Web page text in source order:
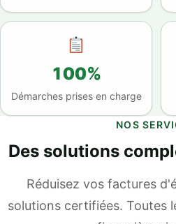
100%
Démarches prises en charge
NOS
Des solutions
Réduisez vos factures
solutions certifiées. Toutes